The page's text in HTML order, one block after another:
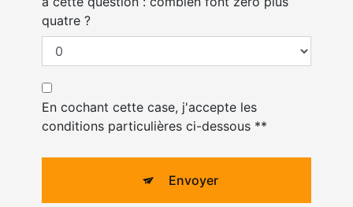
quatre ?
En cochant cette case, j'accepte les
conditions particulières ci-dessous **
Envoyer